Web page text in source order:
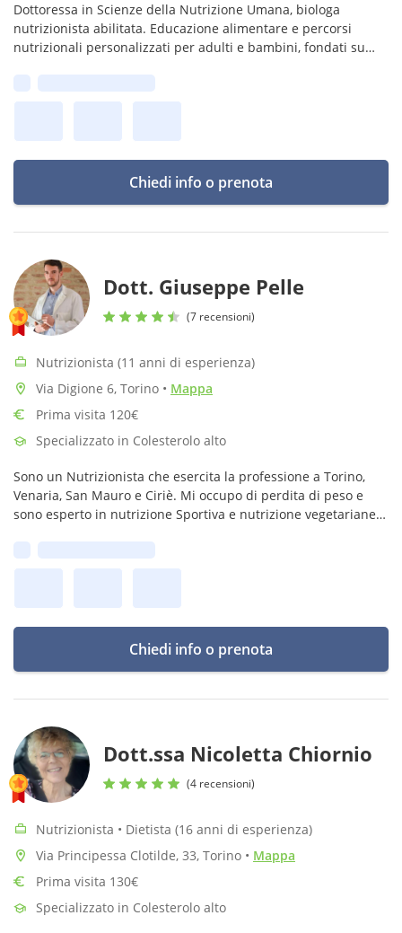
Dottoressa in Scienze della Nutrizione Umana, biologa
nutrizionista abilitata. Educazione alimentare e percorsi
nutrizionali personalizzati per adulti e bambini, fondati su
Chiedi info o prenota
Dott. Giuseppe Pelle
(7 recensioni)
Nutrizionista (11 anni di esperienza)
Via Digione 6, Torino • Mappa
Prima visita 120€
Specializzato in Colesterolo alto
Sono un Nutrizionista che esercita la professione a Torino,
Venaria, San Mauro e Ciriè. Mi occupo di perdita di peso e
sono esperto in nutrizione Sportiva e nutrizione vegetariane e
Chiedi info o prenota
Dott.ssa Nicoletta Chiornio
(4 recensioni)
Nutrizionista • Dietista (16 anni di esperienza)
Via Principessa Clotilde, 33, Torino • Mappa
Prima visita 130€
Specializzato in Colesterolo alto